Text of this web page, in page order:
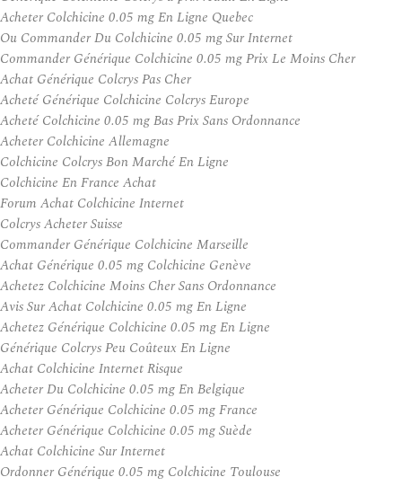
Acheter Colchicine 0.05 mg En Ligne Quebec
Ou Commander Du Colchicine 0.05 mg Sur Internet
Commander Générique Colchicine 0.05 mg Prix Le Moins Cher
Achat Générique Colcrys Pas Cher
Acheté Générique Colchicine Colcrys Europe
Acheté Colchicine 0.05 mg Bas Prix Sans Ordonnance
Acheter Colchicine Allemagne
Colchicine Colcrys Bon Marché En Ligne
Colchicine En France Achat
Forum Achat Colchicine Internet
Colcrys Acheter Suisse
Commander Générique Colchicine Marseille
Achat Générique 0.05 mg Colchicine Genève
Achetez Colchicine Moins Cher Sans Ordonnance
Avis Sur Achat Colchicine 0.05 mg En Ligne
Achetez Générique Colchicine 0.05 mg En Ligne
Générique Colcrys Peu Coûteux En Ligne
Achat Colchicine Internet Risque
Acheter Du Colchicine 0.05 mg En Belgique
Acheter Générique Colchicine 0.05 mg France
Acheter Générique Colchicine 0.05 mg Suède
Achat Colchicine Sur Internet
Ordonner Générique 0.05 mg Colchicine Toulouse